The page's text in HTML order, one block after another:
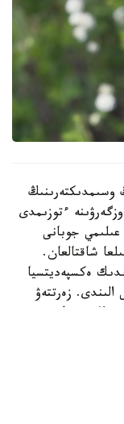
وسىمدىكتەرىنىڭ
ءتوزىمدى
عىلىمي جوبانى
شاقتالعان.
ەكسپەديتسيا
زەرتتەۋ